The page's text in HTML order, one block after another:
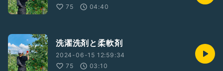
75
04:40
洗濯洗剤と柔軟剤
2024-06-15 12:59:34
75
03:10